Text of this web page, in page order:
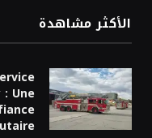
الأكثر مشاهدة
Une